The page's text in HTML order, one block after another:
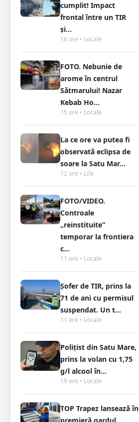
cumplit! Impact
frontal între un TIR
și...
16 ore • Locale
FOTO. Nebunie de
arome în centrul
Sătmarului! Nazar
Kebab Ho...
15 ore • Locale
La ce ore va putea fi
observată eclipsa de
soare la Satu Mar...
12 ore • Life
FOTO/VIDEO.
Controale
„reinstituite”
temporar la frontiera
c...
11 ore • Locale
Șofer de TIR, prins la
71 de ani cu permisul
suspendat. Un t...
11 ore • Locale
Polițist din Satu Mare,
prins la volan cu 1,75
g/l alcool în...
19 ore • Locale
TOP Trapez lansează în